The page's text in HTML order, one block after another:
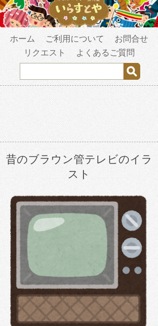
ホーム ご利用について
お問合せ
リクエスト
よくあるご質問
昔のブラウン管テレビのイラ
スト